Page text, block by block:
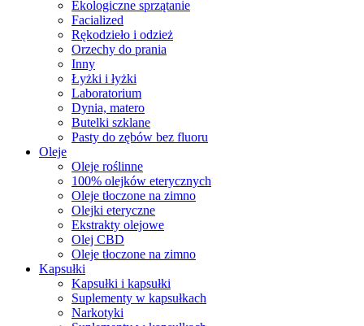
Ekologiczne sprzątanie
Facialized
Rękodzieło i odzież
Orzechy do prania
Inny
Łyżki i łyżki
Laboratorium
Dynia, matero
Butelki szklane
Pasty do zębów bez fluoru
Oleje
Oleje roślinne
100% olejków eterycznych
Oleje tłoczone na zimno
Olejki eteryczne
Ekstrakty olejowe
Olej CBD
Oleje tłoczone na zimno
Kapsułki
Kapsułki i kapsułki
Suplementy w kapsułkach
Narkotyki